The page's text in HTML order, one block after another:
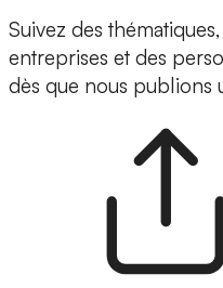
Suivez des
entreprises et des
dès que nous publions